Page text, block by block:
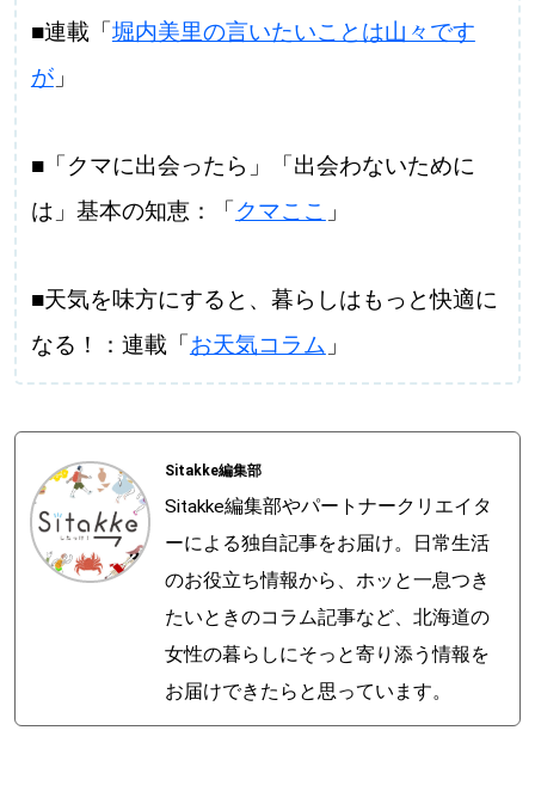
■連載「堀内美里の言いたいことは山々です
が」
■「クマに出会ったら」「出会わないために
は」基本の知恵：「クマここ 」
■天気を味方にすると、暮らしはもっと快適に
なる！：連載「お天気コラム 」
Sitakke編集部
Sitakke編集部やパートナークリエイタ
ーによる独自記事をお届け。日常生活
のお役立ち情報から、ホッと一息つき
たいときのコラム記事など、北海道の
女性の暮らしにそっと寄り添う情報を
お届けできたらと思っています。